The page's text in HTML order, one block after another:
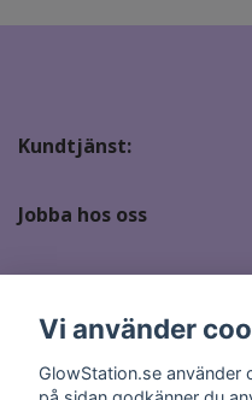
Kundtjänst:
Jobba hos oss
Sociala medier
Vi använder
GlowStation.se